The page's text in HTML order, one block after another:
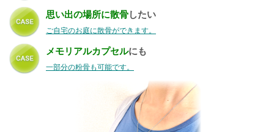
思い出の場所に散骨したい
ご自宅のお庭に散骨ができます。
メモリアルカプセルにも
一部分の粉骨も可能です。